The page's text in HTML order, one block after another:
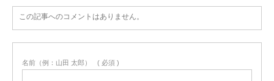
この記事へのコメントはありません。
名前（例：山田 太郎） ( 必須 )